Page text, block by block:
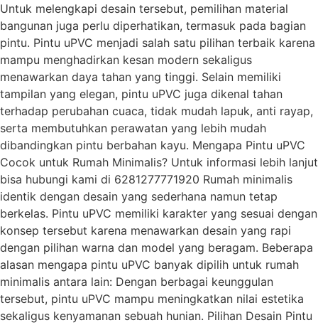
Untuk melengkapi desain tersebut, pemilihan material
bangunan juga perlu diperhatikan, termasuk pada bagian
pintu. Pintu uPVC menjadi salah satu pilihan terbaik karena
mampu menghadirkan kesan modern sekaligus
menawarkan daya tahan yang tinggi. Selain memiliki
tampilan yang elegan, pintu uPVC juga dikenal tahan
terhadap perubahan cuaca, tidak mudah lapuk, anti rayap,
serta membutuhkan perawatan yang lebih mudah
dibandingkan pintu berbahan kayu. Mengapa Pintu uPVC
Cocok untuk Rumah Minimalis? Untuk informasi lebih lanjut
bisa hubungi kami di 6281277771920 Rumah minimalis
identik dengan desain yang sederhana namun tetap
berkelas. Pintu uPVC memiliki karakter yang sesuai dengan
konsep tersebut karena menawarkan desain yang rapi
dengan pilihan warna dan model yang beragam. Beberapa
alasan mengapa pintu uPVC banyak dipilih untuk rumah
minimalis antara lain: Dengan berbagai keunggulan
tersebut, pintu uPVC mampu meningkatkan nilai estetika
sekaligus kenyamanan sebuah hunian. Pilihan Desain Pintu